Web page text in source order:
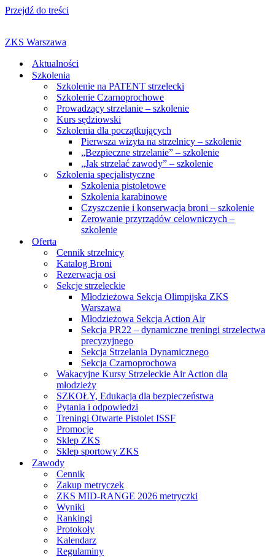
Przejdź do treści
ZKS Warszawa
Aktualności
Szkolenia
Szkolenie na PATENT strzelecki
Szkolenie Czarnoprochowe
Prowadzący strzelanie – szkolenie
Kurs sędziowski
Szkolenia dla początkujących
Pierwsza wizyta na strzelnicy – szkolenie
„Bezpieczne strzelanie” – szkolenie
„Jak strzelać zawody” – szkolenie
Szkolenia specjalistyczne
Szkolenia pistoletowe
Szkolenia karabinowe
Czyszczenie i konserwacja broni – szkolenie
Zerowanie przyrządów celowniczych –
szkolenie
Oferta
Cennik strzelnicy
Katalog Broni
Rezerwacja osi
Sekcje strzeleckie
Młodzieżowa Sekcja Olimpijska ZKS
Warszawa
Młodzieżowa Sekcja Action Air
Sekcja PR22 – dynamiczne treningi strzelectwa
precyzyjnego
Sekcja Strzelania Dynamicznego
Sekcja Czarnoprochowa
Wakacyjne Kursy Strzeleckie Air Action dla
młodzieży
SZKOŁY, Edukacja dla bezpieczeństwa
Pytania i odpowiedzi
Treningi Otwarte Pistolet ISSF
Promocje
Sklep ZKS
Sklep sportowy ZKS
Zawody
Cennik
Zakup metryczek
ZKS MID-RANGE 2026 metryczki
Wyniki
Rankingi
Protokoły
Kalendarz
Regulaminy